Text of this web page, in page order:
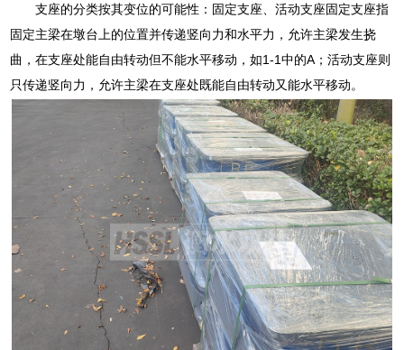
支座的分类按其变位的可能性：固定支座、活动支座固定支座指
固定主梁在墩台上的位置并传递竖向力和水平力，允许主梁发生挠
曲，在支座处能自由转动但不能水平移动，如1-1中的A；活动支座则
只传递竖向力，允许主梁在支座处既能自由转动又能水平移动。